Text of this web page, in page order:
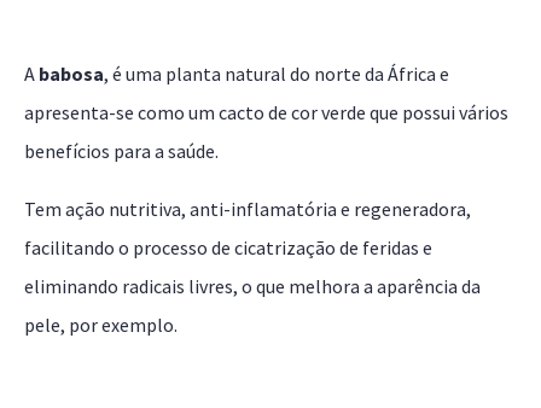
A babosa, é uma planta natural do norte da África e
apresenta-se como um cacto de cor verde que possui vários
benefícios para a saúde.
Tem ação nutritiva, anti-inflamatória e regeneradora,
facilitando o processo de cicatrização de feridas e
eliminando radicais livres, o que melhora a aparência da
pele, por exemplo.